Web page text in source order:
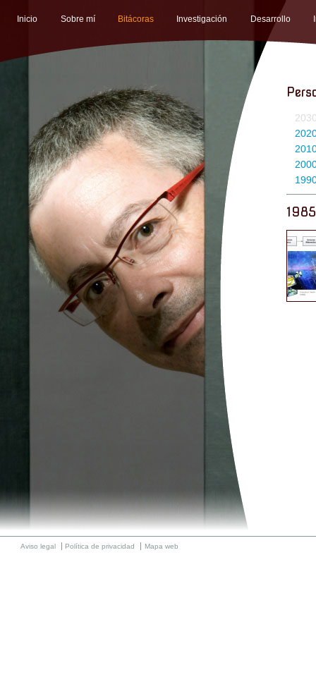
Inicio Sobre mí Bitácoras Investigación Desarrollo
1985
Aviso legal Política de privacidad Mapa web